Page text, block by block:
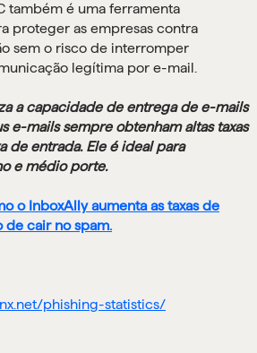
também é uma ferramenta
proteger as empresas contra
sem o risco de interromper
legítima por e-mail.
a capacidade de entrega de e-mails
e-mails sempre obtenham altas taxas
de entrada. Ele é ideal para
e médio porte.
o InboxAlly aumenta as taxas de
de cair no spam.
phishing-statistics/